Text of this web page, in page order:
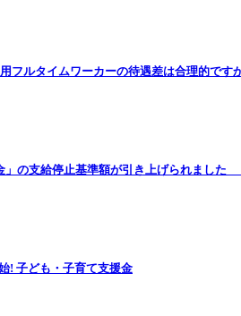
フルタイムワーカーの待遇差は合理的です
金」の支給停止基準額が引き上げられまし
! 子ども・子育て支援金